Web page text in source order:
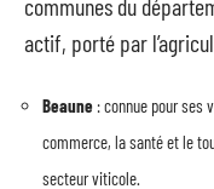
actif, porté par
Beaune : connue pour ses
commerce, la santé et le
secteur viticole.